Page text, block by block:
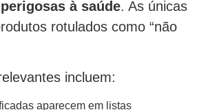
à saúde. As únicas
rotulados como “não
incluem:
aparecem em listas